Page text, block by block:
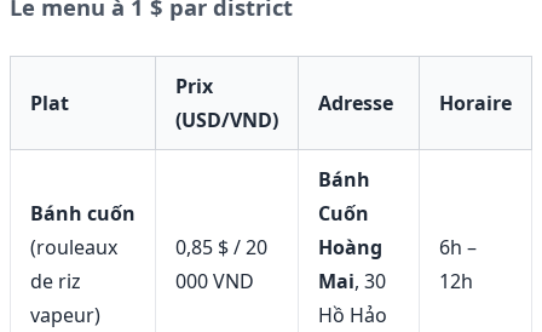
Le menu à 1 $ par district
Plat
Prix
(USD/VND)
Adresse Horaire
Bánh cuốn
(rouleaux
de riz
vapeur)
0,85 $ / 20
000 VND
Bánh
Cuốn
Hoàng
Mai, 30
Hồ Hảo
6h –
12h